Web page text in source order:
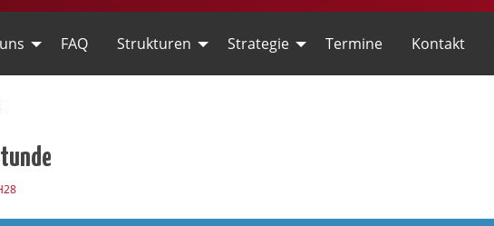
FAQ Strukturen Strategie Termine Kontakt